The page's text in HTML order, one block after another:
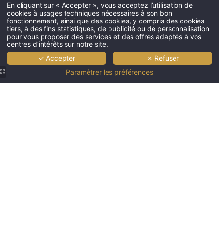
En cliquant sur « Accepter », vous acceptez l’utilisation de
cookies à usages techniques nécessaires à son bon
fonctionnement, ainsi que des cookies, y compris des cookies
tiers, à des fins statistiques, de publicité ou de personnalisation
pour vous proposer des services et des offres adaptés à vos
centres d’intérêts sur notre site.
✓ Accepter
✗ Refuser
Paramétrer les préférences